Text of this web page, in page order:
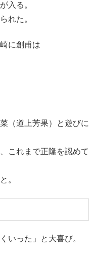
入る。
れた。
に創甫は
（道上芳果）と遊びに
これまで正隆を認めて
。
いった」と大喜び。